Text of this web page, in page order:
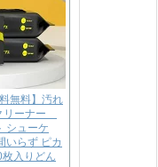
無料】汚れ
リーナー
シューケ
らず ピカ
入りどん